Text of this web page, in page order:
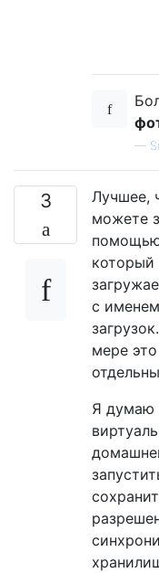
—
3
Лучшее,
можете
который
с именем
мере
Я думаю